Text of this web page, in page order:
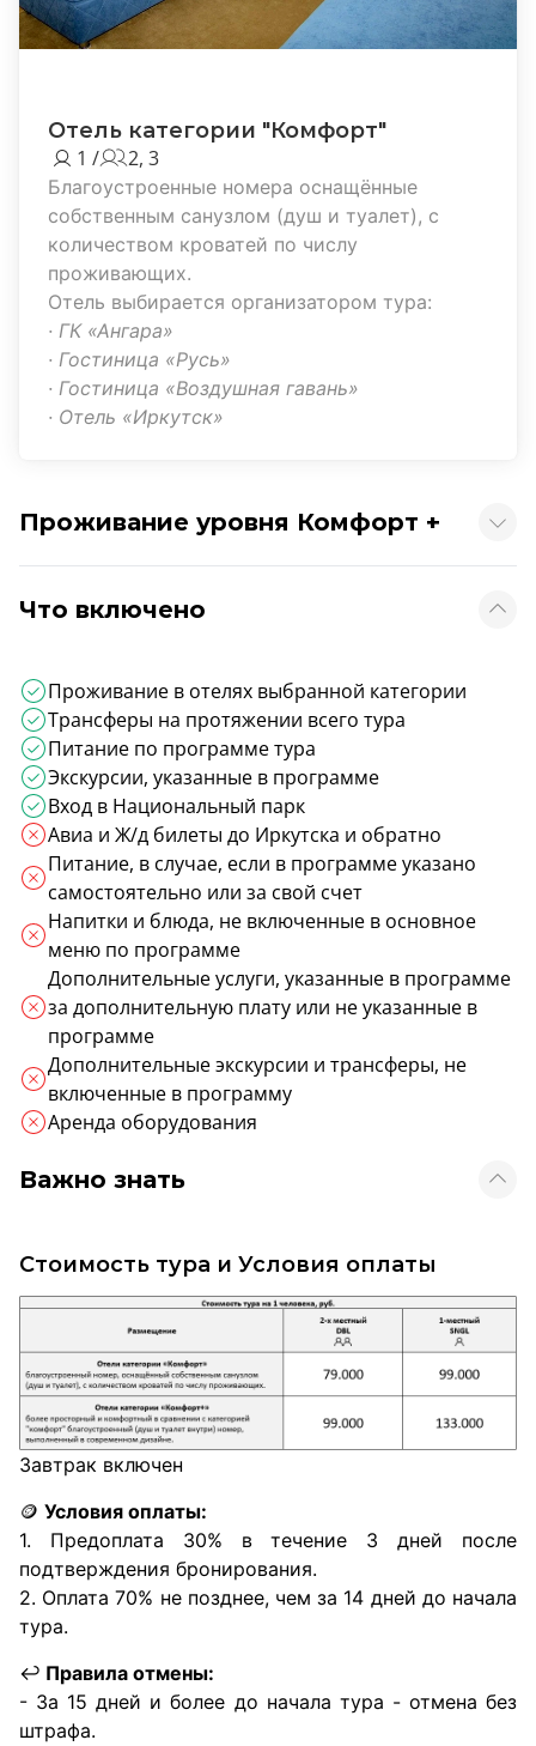
Отель категории "Комфорт"
1 /
2, 3
Благоустроенные номера оснащённые
собственным санузлом (душ и туалет), с
количеством кроватей по числу
проживающих.
Отель выбирается организатором тура:
· ГК «Ангара»
· Гостиница «Русь»
· Гостиница «Воздушная гавань»
· Отель «Иркутск»
Проживание уровня Комфорт +
Что включено
Проживание в отелях выбранной категории
Трансферы на протяжении всего тура
Питание по программе тура
Экскурсии, указанные в программе
Вход в Национальный парк
Авиа и Ж/д билеты до Иркутска и обратно
Питание, в случае, если в программе указано
самостоятельно или за свой счет
Напитки и блюда, не включенные в основное
меню по программе
Дополнительные услуги, указанные в программе
за дополнительную плату или не указанные в
программе
Дополнительные экскурсии и трансферы, не
включенные в программу
Аренда оборудования
Важно знать
Стоимость тура и Условия оплаты
Завтрак включен
🪙 Условия оплаты:
1. Предоплата 30% в течение 3 дней после
подтверждения бронирования.
2. Оплата 70% не позднее, чем за 14 дней до начала
тура.
↩️ Правила отмены:
- За 15 дней и более до начала тура - отмена без
штрафа.